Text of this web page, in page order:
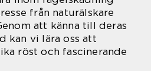
från naturälskare
att känna till deras
kan vi lära oss att
röst och fascinerande